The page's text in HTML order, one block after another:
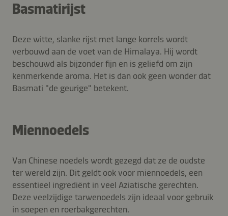
Basmatirijst
Deze witte, slanke rijst met lange korrels wordt
verbouwd aan de voet van de Himalaya. Hij wordt
beschouwd als bijzonder fijn en is geliefd om zijn
kenmerkende aroma. Het is dan ook geen wonder dat
Basmati "de geurige" betekent.
Miennoedels
Van Chinese noedels wordt gezegd dat ze de oudste
ter wereld zijn. Dit geldt ook voor miennoedels, een
essentieel ingrediënt in veel Aziatische gerechten.
Deze veelzijdige tarwenoedels zijn ideaal voor gebruik
in soepen en roerbakgerechten.